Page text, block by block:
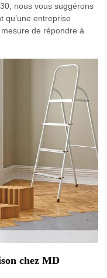
nous vous suggérons
qu’une entreprise
de répondre à
chez MD